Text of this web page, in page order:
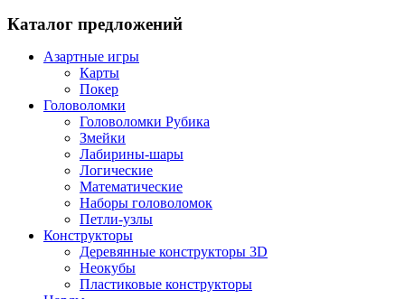
Каталог предложений
Азартные игры
Карты
Покер
Головоломки
Головоломки Рубика
Змейки
Лабирины-шары
Логические
Математические
Наборы головоломок
Петли-узлы
Конструкторы
Деревянные конструкторы 3D
Неокубы
Пластиковые конструкторы